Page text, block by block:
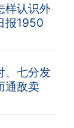
样认识外
报1950
、七分发
通敌卖